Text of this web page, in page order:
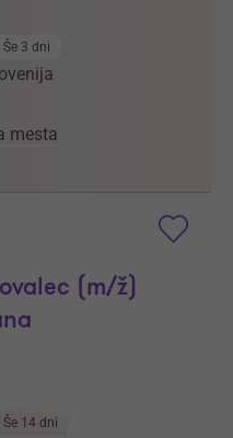
Še 3 dni
mesta
(m/ž)
Še 14 dni